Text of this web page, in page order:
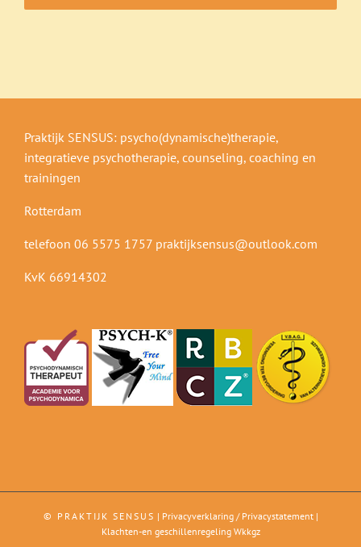
Praktijk SENSUS: psycho(dynamische)therapie,
integratieve psychotherapie, counseling, coaching en
trainingen
Rotterdam
telefoon 06 5575 1757 praktijksensus@outlook.com
KvK 66914302
© PRAKTIJK SENSUS | Privacyverklaring / Privacystatement|
Klachten-en geschillenregeling Wkkgz